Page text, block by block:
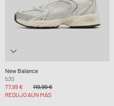
New Balance
530
77,99 €
119,99 €
REDUJO AÚN MÁS